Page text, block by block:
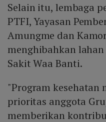
Selain itu, lembaga
PTFI, Yayasan
Amungme dan
menghibahkan
Sakit Waa Banti.
"Program kesehatan
prioritas anggota
memberikan